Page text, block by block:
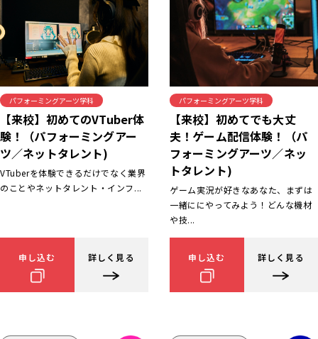
パフォーミングアーツ学科
【来校】初めてのVTuber体
験！（パフォーミングアー
ツ／ネットタレント)
VTuberを体験できるだけでなく業界
のことやネットタレント・インフ...
申し込む 詳しく見る
パフォーミングアーツ学科
【来校】初めてでも大丈
夫！ゲーム配信体験！（パ
フォーミングアーツ／ネッ
トタレント)
ゲーム実況が好きなあなた、まずは
一緒ににやってみよう！どんな機材
や技...
申し込む 詳しく見る